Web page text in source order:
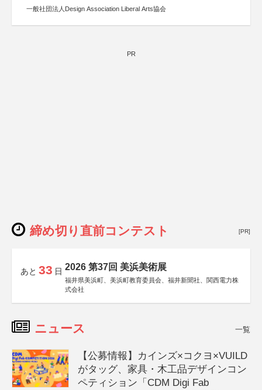
一般社団法人Design Association Liberal Arts協会
PR
締め切り直前コンテスト [PR]
あと 33 日 2026 第37回 美浜美術展
福井県美浜町、美浜町教育委員会、福井新聞社、関西電力株
式会社
ニュース 一覧
【公募情報】カインズ×コクヨ×VUILD
がタッグ、家具・木工品デザインコン
ペティション「CDM Digi Fab